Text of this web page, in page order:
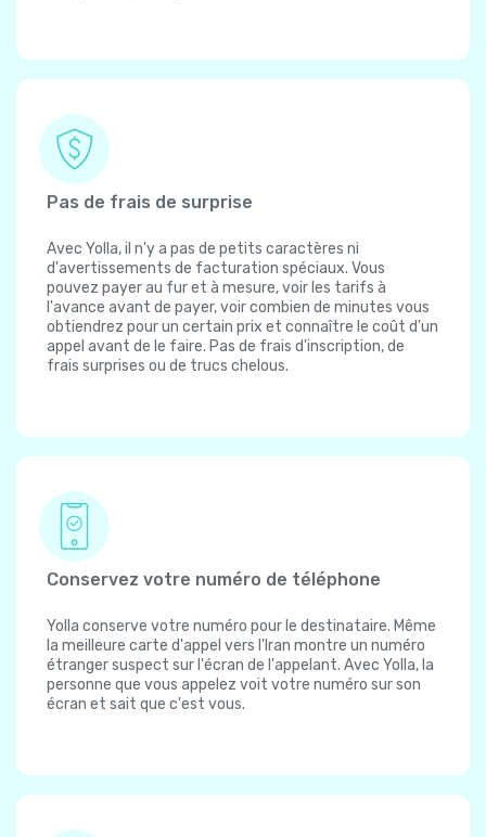
Pas de frais de surprise
Avec Yolla, il n'y a pas de petits caractères ni
d'avertissements de facturation spéciaux. Vous
pouvez payer au fur et à mesure, voir les tarifs à
l'avance avant de payer, voir combien de minutes vous
obtiendrez pour un certain prix et connaître le coût d'un
appel avant de le faire. Pas de frais d'inscription, de
frais surprises ou de trucs chelous.
Conservez votre numéro de téléphone
Yolla conserve votre numéro pour le destinataire. Même
la meilleure carte d'appel vers l'Iran montre un numéro
étranger suspect sur l'écran de l'appelant. Avec Yolla, la
personne que vous appelez voit votre numéro sur son
écran et sait que c'est vous.